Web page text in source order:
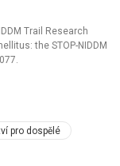
Trail Research
the STOP-NIDDM
pro dospělé